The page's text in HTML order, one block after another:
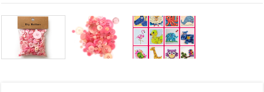
a
valamint
relevánsabb
tartalmat
hirdetéseket